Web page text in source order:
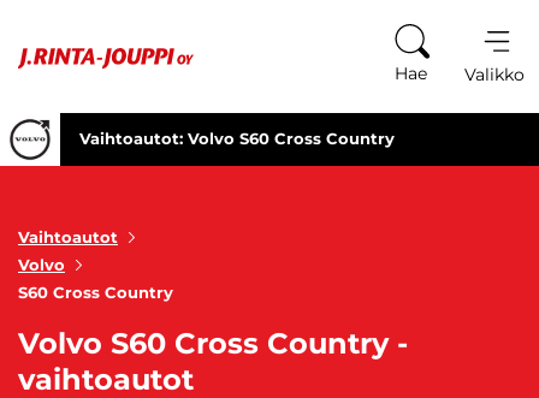
Hae Valikko
Vaihtoautot: Volvo S60 Cross Country
Vaihtoautot
Volvo
S60 Cross Country
Volvo S60 Cross Country -
vaihtoautot